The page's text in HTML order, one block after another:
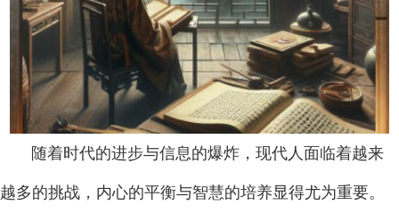
随着时代的进步与信息的爆炸，现代人面临着越来
越多的挑战，内心的平衡与智慧的培养显得尤为重要。